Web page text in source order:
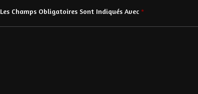
Les Champs Obligatoires Sont Indiqués Avec *